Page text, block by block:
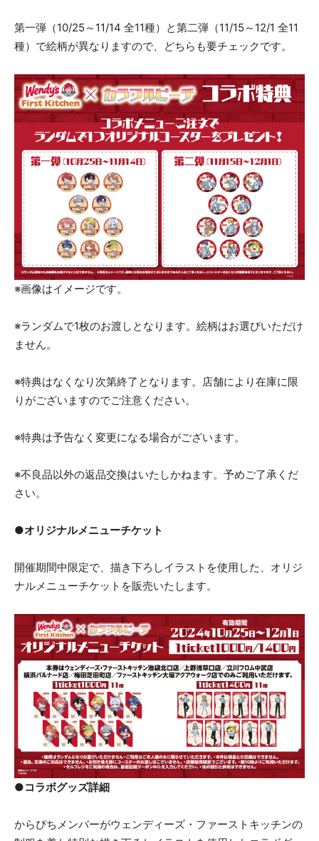
第一弾（10/25～11/14 全11種）と第二弾（11/15～12/1 全11
種）で絵柄が異なりますので、どちらも要チェックです。
※画像はイメージです。
※ランダムで1枚のお渡しとなります。絵柄はお選びいただけ
ません。
※特典はなくなり次第終了となります。店舗により在庫に限
りがございますのでご注意ください。
※特典は予告なく変更になる場合がございます。
※不良品以外の返品交換はいたしかねます。予めご了承くだ
さい。
●オリジナルメニューチケット
開催期間中限定で、描き下ろしイラストを使用した、オリジ
ナルメニューチケットを販売いたします。
●コラボグッズ詳細
からぴちメンバーがウェンディーズ・ファーストキッチンの